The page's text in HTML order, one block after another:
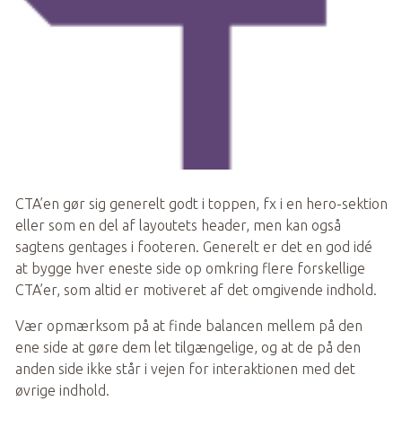
CTA’en gør sig generelt godt i toppen, fx i en hero-sektion
eller som en del af layoutets header, men kan også
sagtens gentages i footeren. Generelt er det en god idé
at bygge hver eneste side op omkring flere forskellige
CTA’er, som altid er motiveret af det omgivende indhold.
Vær opmærksom på at finde balancen mellem på den
ene side at gøre dem let tilgængelige, og at de på den
anden side ikke står i vejen for interaktionen med det
øvrige indhold.